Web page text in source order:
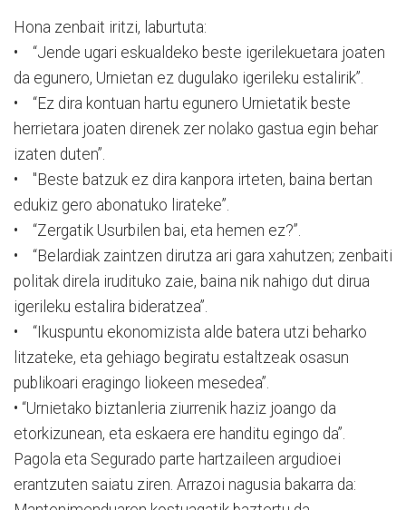
Hona zenbait iritzi, laburtuta:
• “Jende ugari eskualdeko beste igerilekuetara joaten
da egunero, Urnietan ez dugulako igerileku estalirik”.
• “Ez dira kontuan hartu egunero Urnietatik beste
herrietara joaten direnek zer nolako gastua egin behar
izaten duten”.
• "Beste batzuk ez dira kanpora irteten, baina bertan
edukiz gero abonatuko lirateke”.
• “Zergatik Usurbilen bai, eta hemen ez?”.
• “Belardiak zaintzen dirutza ari gara xahutzen; zenbaiti
politak direla irudituko zaie, baina nik nahigo dut dirua
igerileku estalira bideratzea”.
• “Ikuspuntu ekonomizista alde batera utzi beharko
litzateke, eta gehiago begiratu estaltzeak osasun
publikoari eragingo liokeen mesedea”.
• “Urnietako biztanleria ziurrenik haziz joango da
etorkizunean, eta eskaera ere handitu egingo da”.
Pagola eta Segurado parte hartzaileen argudioei
erantzuten saiatu ziren. Arrazoi nagusia bakarra da: